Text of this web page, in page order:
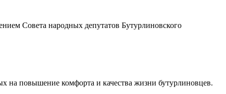
Совета народных депутатов Бутурлиновского
на повышение комфорта и качества жизни бутурлиновцев.